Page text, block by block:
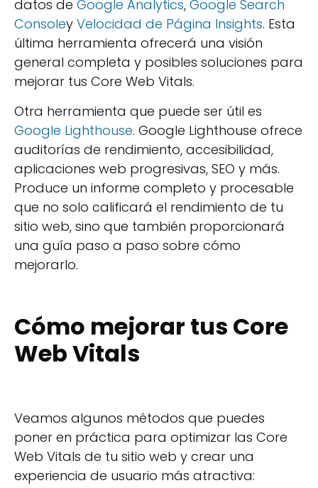
datos de Google Analytics, Google Search
Consoley Velocidad de Página Insights. Esta
última herramienta ofrecerá una visión
general completa y posibles soluciones para
mejorar tus Core Web Vitals.
Otra herramienta que puede ser útil es
Google Lighthouse. Google Lighthouse ofrece
auditorías de rendimiento, accesibilidad,
aplicaciones web progresivas, SEO y más.
Produce un informe completo y procesable
que no solo calificará el rendimiento de tu
sitio web, sino que también proporcionará
una guía paso a paso sobre cómo
mejorarlo.
Cómo mejorar tus Core
Web Vitals
Veamos algunos métodos que puedes
poner en práctica para optimizar las Core
Web Vitals de tu sitio web y crear una
experiencia de usuario más atractiva: